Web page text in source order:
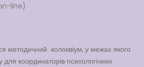
line)
методичний колоквіум, у межах якого
координаторів психологічних